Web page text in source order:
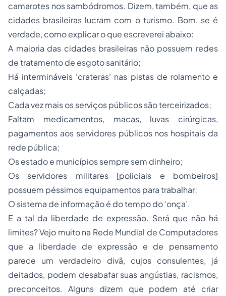
camarotes nos sambódromos. Dizem, também, que as
cidades brasileiras lucram com o turismo. Bom, se é
verdade, como explicar o que escreverei abaixo:
A maioria das cidades brasileiras não possuem redes
de tratamento de esgoto sanitário;
Há intermináveis ‘crateras’ nas pistas de rolamento e
calçadas;
Cada vez mais os serviços públicos são terceirizados;
Faltam medicamentos, macas, luvas cirúrgicas,
pagamentos aos servidores públicos nos hospitais da
rede pública;
Os estado e municípios sempre sem dinheiro;
Os servidores militares [policiais e bombeiros]
possuem péssimos equipamentos para trabalhar;
O sistema de informação é do tempo do ‘onça’.
E a tal da liberdade de expressão. Será que não há
limites? Vejo muito na Rede Mundial de Computadores
que a liberdade de expressão e de pensamento
parece um verdadeiro divã, cujos consulentes, já
deitados, podem desabafar suas angústias, racismos,
preconceitos. Alguns dizem que podem até criar